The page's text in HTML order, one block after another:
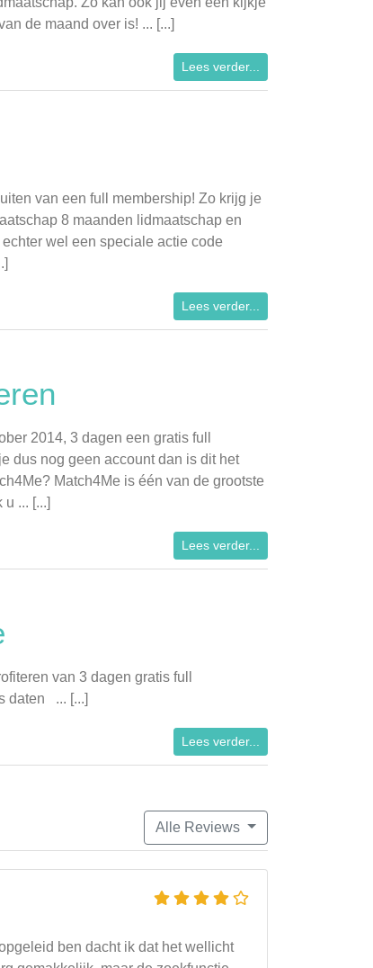
de maand over is! ... [...]
Lees verder...
van een full membership! Zo krijg je
8 maanden lidmaatschap en
wel een speciale actie code
Lees verder...
2014, 3 dagen een gratis full
dus nog geen account dan is dit het
Match4Me is één van de grootste
... [...]
Lees verder...
van 3 dagen gratis full
daten ... [...]
Lees verder...
Alle Reviews
ben dacht ik dat het wellicht